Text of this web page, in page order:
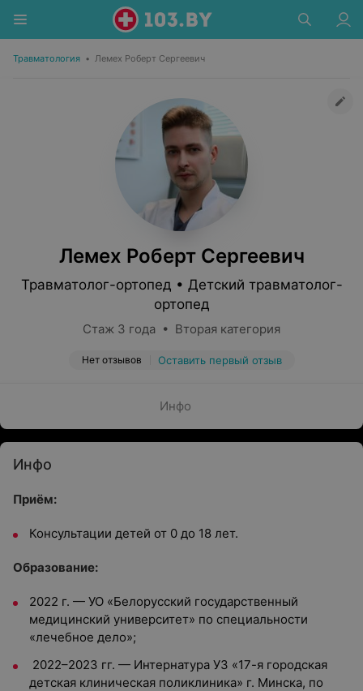
Травматология • Лемех Роберт Сергеевич
Лемех Роберт Сергеевич
Травматолог-ортопед • Детский травматолог-
ортопед
Стаж 3 года • Вторая категория
Нет отзывов Оставить первый отзыв
Инфо
Инфо
Приём:
Консультации детей от 0 до 18 лет.
Образование:
2022 г. — УО «Белорусский государственный
медицинский университет» по специальности
«лечебное дело»;
2022–2023 гг. — Интернатура УЗ «17-я городская
детская клиническая поликлиника» г. Минска, по